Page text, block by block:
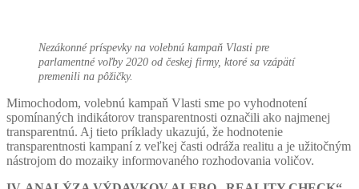
Nezákonné príspevky na volebnú kampaň Vlasti pre
parlamentné voľby 2020 od českej firmy, ktoré sa vzápätí
premenili na pôžičky.
Mimochodom, volebnú kampaň Vlasti sme po vyhodnotení
spomínaných indikátorov transparentnosti označili ako najmenej
transparentnú. Aj tieto príklady ukazujú, že hodnotenie
transparentnosti kampaní z veľkej časti odráža realitu a je užitočným
nástrojom do mozaiky informovaného rozhodovania voličov.